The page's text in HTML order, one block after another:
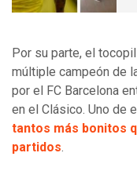
Por su parte, el
múltiple campeón de
por el FC Barcelona
en el Clásico. Uno de
tantos más bonitos
partidos